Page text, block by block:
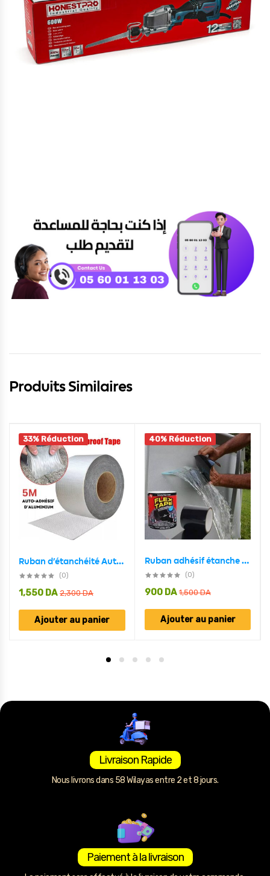
Produits Similaires
33% Réduction
Ruban d’étanchéité Auto-adhésif d’aluminium 5M
(0)
2,300DA
1,550 DA
Ajouter au panier
40% Réduction
Ruban adhésif étanche Super résistant de 150cm, auto-fixante
(0)
1,500DA
900 DA
Ajouter au panier
Livraison Rapide
Nous livrons dans 58 Wilayas entre 2 et 8 jours.
Paiement à la livraison